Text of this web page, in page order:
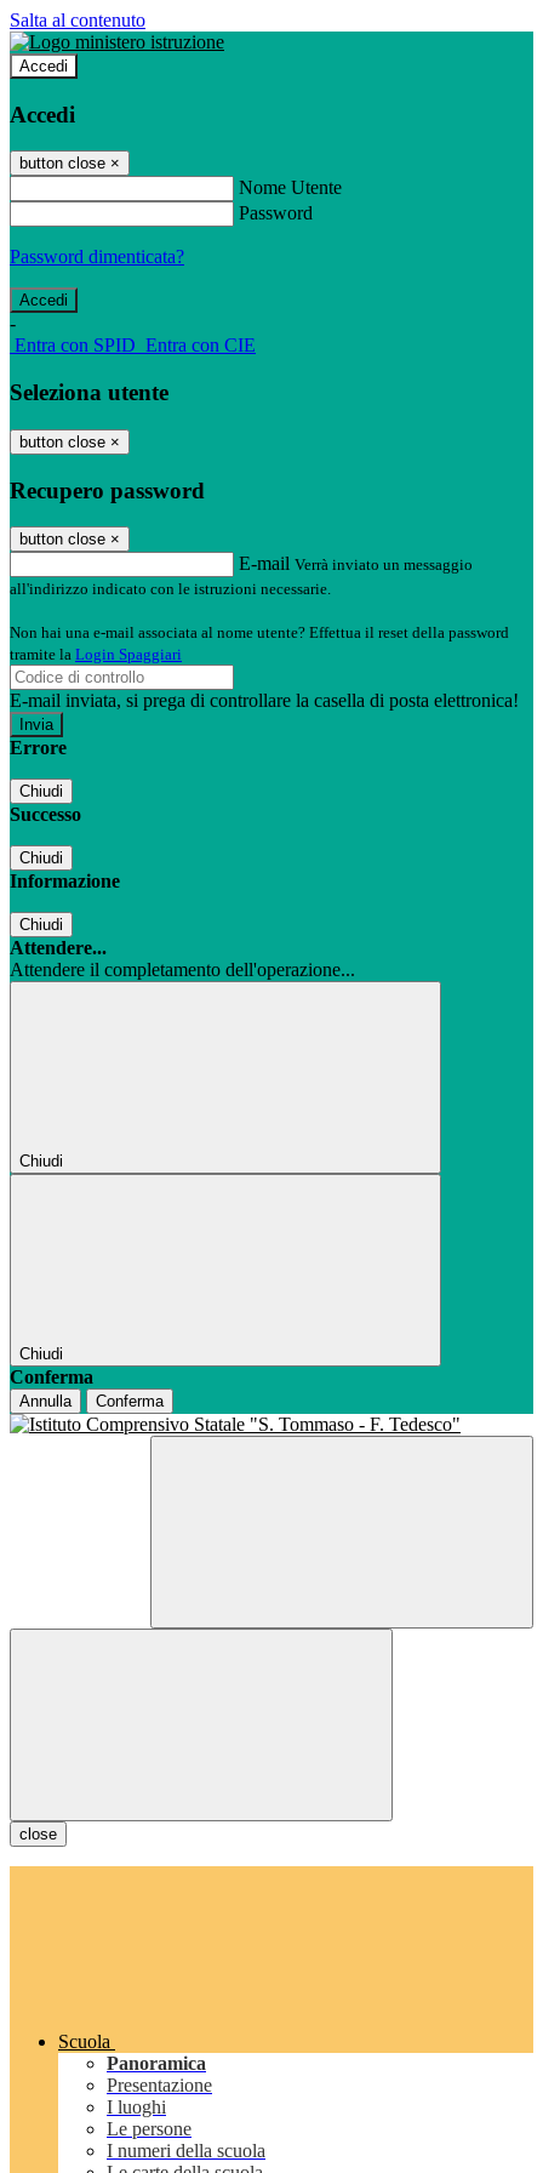
Salta al contenuto
Accedi
Accedi
button close ×
Nome Utente
Password
Password dimenticata?
-
Entra con SPID Entra con CIE
Seleziona utente
button close ×
Recupero password
button close ×
E-mail Verrà inviato un messaggio
all'indirizzo indicato con le istruzioni necessarie.
Non hai una e-mail associata al nome utente? Effettua il reset della password
tramite la Login Spaggiari
E-mail inviata, si prega di controllare la casella di posta elettronica!
Errore
Chiudi
Successo
Chiudi
Informazione
Chiudi
Attendere...
Attendere il completamento dell'operazione...
Chiudi
Chiudi
Conferma
Annulla Conferma
close
Scuola
Panoramica
Presentazione
I luoghi
Le persone
I numeri della scuola